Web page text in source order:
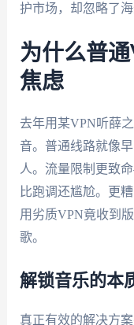
护市场，却忽略了
为什么普
焦虑
去年用某VPN听薛
音。普通线路就像
人。流量限制更致
比跑调还尴尬。更
用劣质VPN竟收到
歌。
解锁音乐的本
真正有效的解决方